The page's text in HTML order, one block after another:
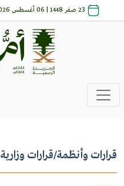
23 صفر 1448 | 06 أغسطس 2026
قرارات وأنظمة/قرارات وزارية